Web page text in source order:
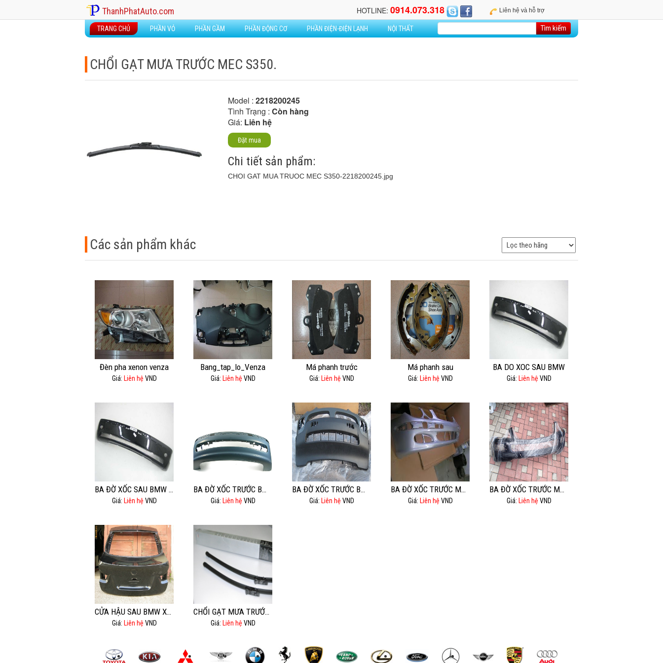
ThanhPhatAuto.com Liên hệ và hỗ trợ
HOTLINE: 0914.073.318
TRANG CHỦ PHẦN VỎ PHẦN GẦM PHẦN ĐỘNG CƠ PHẦN ĐIỆN-ĐIỆN LẠNH NỘI THẤT
CHỔI GẠT MƯA TRƯỚC MEC S350.
Model : 2218200245
Tình Trạng : Còn hàng
Giá: Liên hệ
Đặt mua
Chi tiết sản phẩm:
CHOI GAT MUA TRUOC MEC S350-2218200245.jpg
Các sản phẩm khác
Đèn pha xenon venza
Giá: Liên hệ VND
Bang_tap_lo_Venza
Giá: Liên hệ VND
Má phanh trước
Giá: Liên hệ VND
Má phanh sau
Giá: Liên hệ VND
BA DO XOC SAU BMW
Giá: Liên hệ VND
BA ĐỜ XỐC SAU BMW 525I
Giá: Liên hệ VND
BA ĐỜ XỐC TRƯỚC BMW 525I
Giá: Liên hệ VND
BA ĐỜ XỐC TRƯỚC BMW X5- E53
Giá: Liên hệ VND
BA ĐỜ XỐC TRƯỚC MEC E280.
Giá: Liên hệ VND
BA ĐỜ XỐC TRƯỚC MÉC GL500,GL550.
Giá: Liên hệ VND
CỬA HẬU SAU BMW X6 E71 ĐỜI 2008.
Giá: Liên hệ VND
CHỔI GẠT MƯA TRƯỚC AUDI Q5.
Giá: Liên hệ VND